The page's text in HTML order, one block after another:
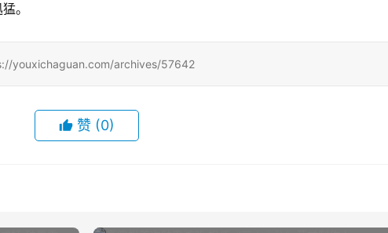
。
youxichaguan.com/archives/57642
赞 (0)